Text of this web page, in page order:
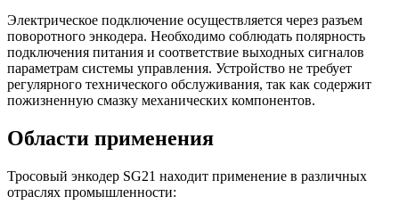
Электрическое подключение осуществляется через разъем
поворотного энкодера. Необходимо соблюдать полярность
подключения питания и соответствие выходных сигналов
параметрам системы управления. Устройство не требует
регулярного технического обслуживания, так как содержит
пожизненную смазку механических компонентов.
Области применения
Тросовый энкодер SG21 находит применение в различных
отраслях промышленности: